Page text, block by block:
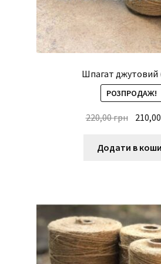
Шпагат джутовий
РОЗПРОДАЖ!
220,00грн
220,00
210,00
Додати в